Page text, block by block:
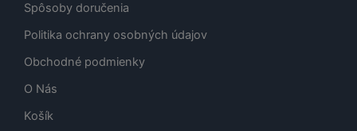
Spôsoby doručenia
Politika ochrany osobných údajov
Obchodné podmienky
O Nás
Košík